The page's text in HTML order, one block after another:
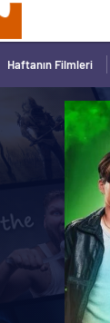
Haftanın Filmleri